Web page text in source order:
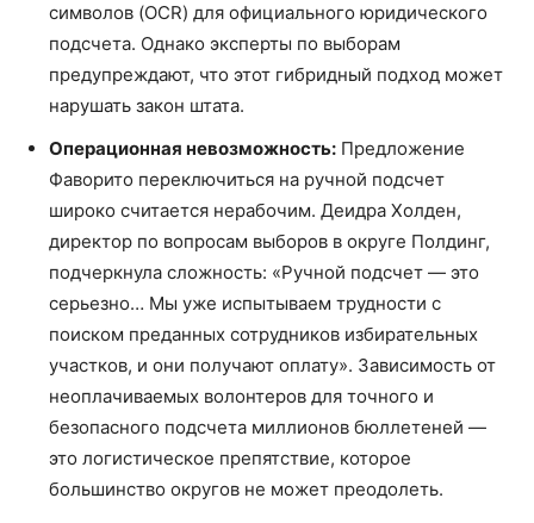
символов (OCR) для официального юридического
подсчета. Однако эксперты по выборам
предупреждают, что этот гибридный подход может
нарушать закон штата.
Операционная невозможность: Предложение
Фаворито переключиться на ручной подсчет
широко считается нерабочим. Деидра Холден,
директор по вопросам выборов в округе Полдинг,
подчеркнула сложность: «Ручной подсчет — это
серьезно… Мы уже испытываем трудности с
поиском преданных сотрудников избирательных
участков, и они получают оплату». Зависимость от
неоплачиваемых волонтеров для точного и
безопасного подсчета миллионов бюллетеней —
это логистическое препятствие, которое
большинство округов не может преодолеть.